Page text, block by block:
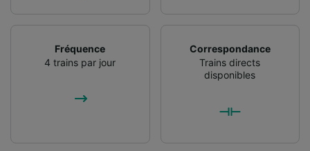
Fréquence
4 trains par jour
Correspondance
Trains directs
disponibles